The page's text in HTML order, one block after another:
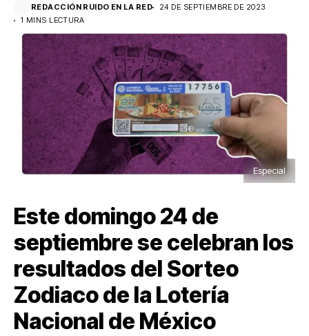
REDACCIÓN RUIDO EN LA RED
24 DE SEPTIEMBRE DE 2023
1 MINS LECTURA
Especial
Este domingo 24 de
septiembre se celebran los
resultados del Sorteo
Zodiaco de la Lotería
Nacional de México